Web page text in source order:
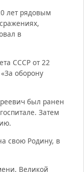
лет рядовым
в
СССР от 22
оборону
был ранен
Затем
свою Родину, в
Великой